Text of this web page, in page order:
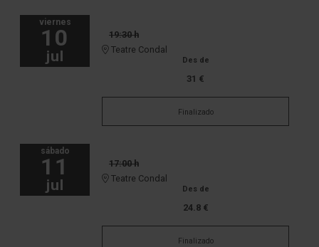
viernes
10
jul
19:30 h
Teatre Condal
Des de
31 €
Finalizado
sábado
11
jul
17:00 h
Teatre Condal
Des de
24.8 €
Finalizado